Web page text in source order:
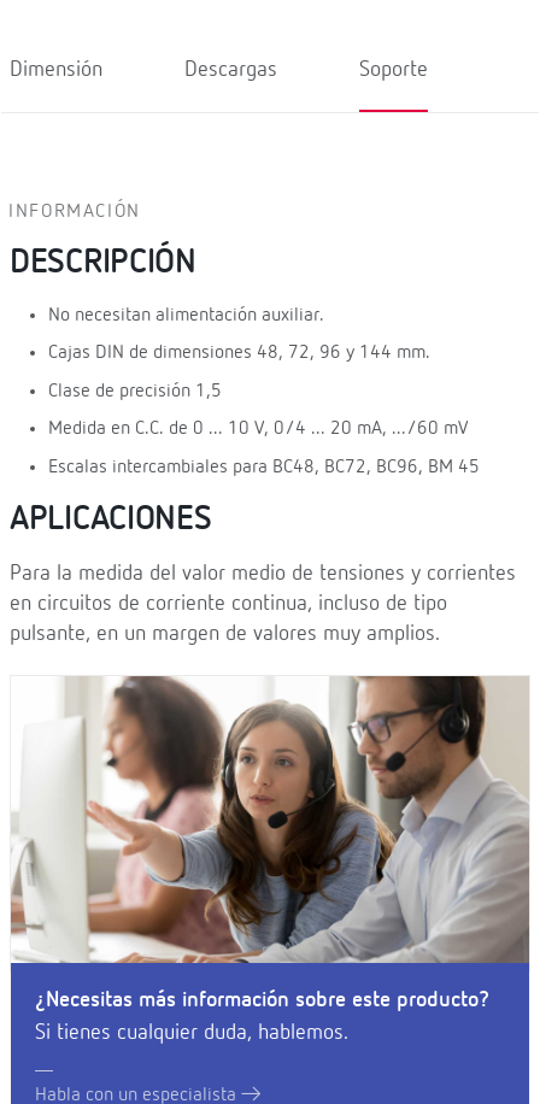
Dimensión Descargas Soporte
INFORMACIÓN
DESCRIPCIÓN
No necesitan alimentación auxiliar.
Cajas DIN de dimensiones 48, 72, 96 y 144 mm.
Clase de precisión 1,5
Medida en C.C. de 0 ... 10 V, 0/4 ... 20 mA, .../60 mV
Escalas intercambiales para BC48, BC72, BC96, BM 45
APLICACIONES
Para la medida del valor medio de tensiones y corrientes
en circuitos de corriente continua, incluso de tipo
pulsante, en un margen de valores muy amplios.
¿Necesitas más información sobre este producto?
Si tienes cualquier duda, hablemos.
Habla con un especialista